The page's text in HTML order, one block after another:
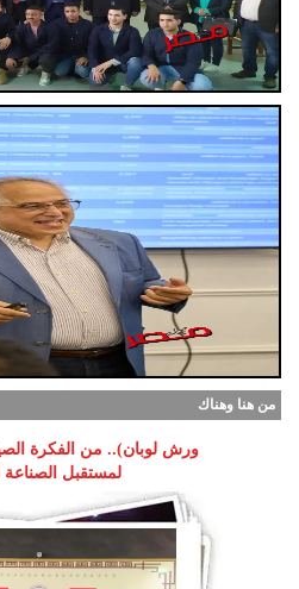
من هنا وهناك
ورش لوبان).. من الفكرة
لمستقبل الصناعة